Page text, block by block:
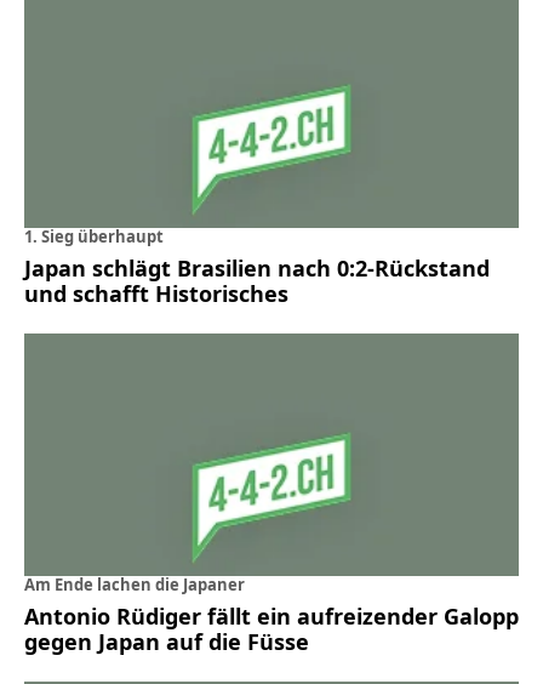
1. Sieg überhaupt
Japan schlägt Brasilien nach 0:2-Rückstand
und schafft Historisches
Am Ende lachen die Japaner
Antonio Rüdiger fällt ein aufreizender Galopp
gegen Japan auf die Füsse